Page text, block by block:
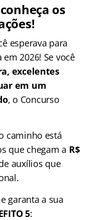
os
esperava para
2026! Se você
excelentes
em um
, o Concurso
caminho está
que chegam a R$
auxílios que
garanta a sua
5: